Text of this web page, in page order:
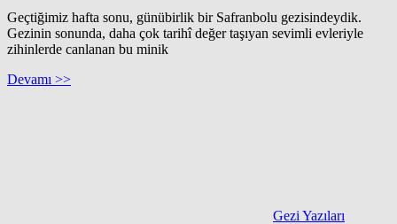
Geçtiğimiz hafta sonu, günübirlik bir Safranbolu gezisindeydik.
Gezinin sonunda, daha çok tarihî değer taşıyan sevimli evleriyle
zihinlerde canlanan bu minik
Devamı >>
Gezi Yazıları